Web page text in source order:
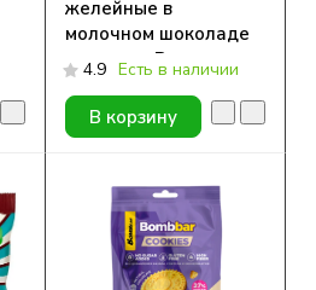
желейные в
молочном шоколаде
со вкусом Вишни и
Клубники без сахара
180г
4.9 Есть в наличии
В корзину